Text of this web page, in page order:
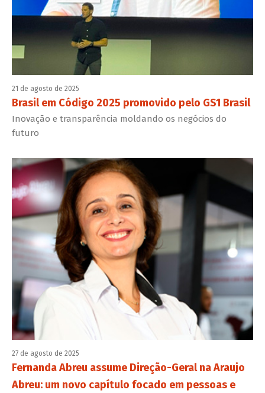
21 de agosto de 2025
Brasil em Código 2025 promovido pelo GS1 Brasil
Inovação e transparência moldando os negócios do
futuro
27 de agosto de 2025
Fernanda Abreu assume Direção-Geral na Araujo
Abreu: um novo capítulo focado em pessoas e